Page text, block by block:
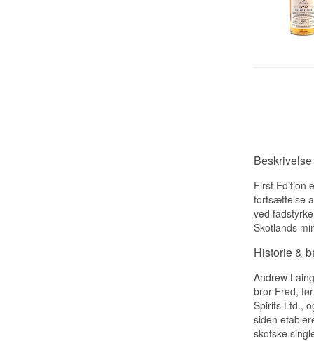
First Edition
fortsættelse
ved
Skotlands
Historie &
Andrew
bror Fred,
Spirits Ltd.,
siden
skotske